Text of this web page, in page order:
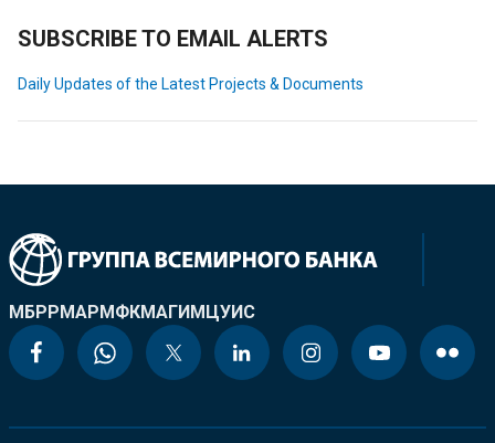
SUBSCRIBE TO EMAIL ALERTS
Daily Updates of the Latest Projects & Documents
МБРРМАРМФКМАГИМЦУИС